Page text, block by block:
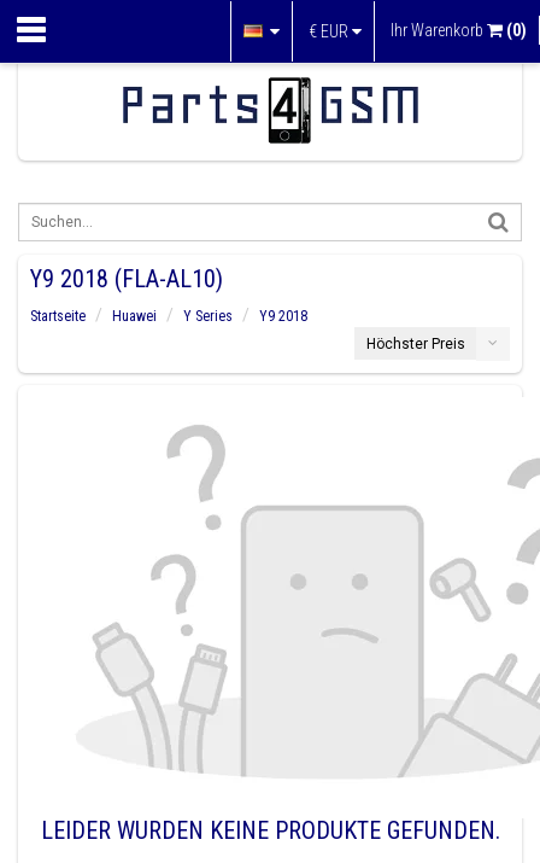
€ EUR Ihr Warenkorb (0)
Y9 2018 (FLA-AL10)
Startseite Huawei Y Series
Y9 2018
Höchster Preis
LEIDER WURDEN KEINE PRODUKTE GEFUNDEN.